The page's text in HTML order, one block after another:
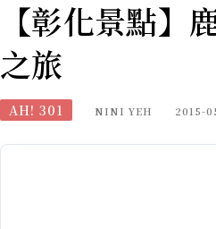
【彰化景點】
之旅
AH! 301 NINI YEH 2015-